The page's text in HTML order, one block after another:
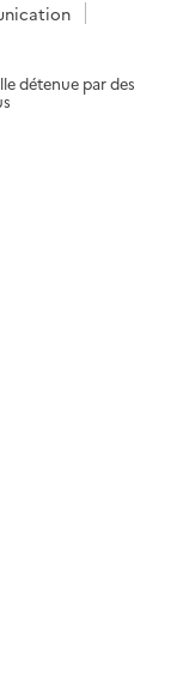
détenue par des